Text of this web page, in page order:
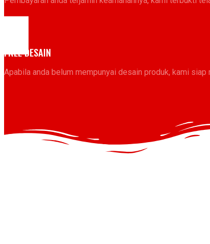
FREE DESAIN​
Apabila anda belum mempunyai desain produk, kami